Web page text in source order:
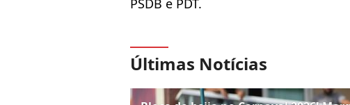
PSDB e PDT.
Últimas Notícias